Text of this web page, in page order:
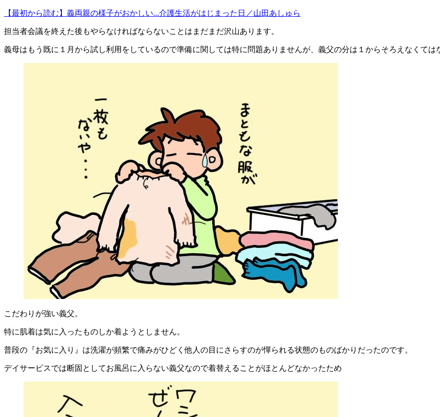
【最初から読む】義両親の様子がおかしい...介護生活がはじまった日／山田あしゅら
担当者会議を終えた後もやらなければならないことはまだまだ沢山あります。
義母はもう既に１月から試し利用をしているので準備に関しては特に問題ありませんが、義父の分は１からそろえなくては
こだわりが強い義父。
特に肌着は気に入ったものしか着ようとしません。
普段の『お気に入り』は洗濯が頻繁で痛みがひどく他人の目にさらすのが憚られる状態のものばかりだったのです。
デイサービスでは断固としてお風呂に入らない義父なので着替えることがほとんどなかったため